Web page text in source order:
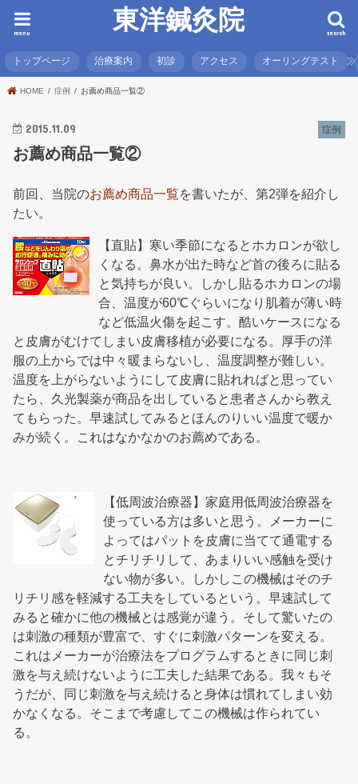
東洋鍼灸院 search
menu
トップページ 治療案内 初診 アクセス オーリングテスト
HOME 症例 お薦め商品一覧②
症例
2015.11.09
お薦め商品一覧②
前回、当院のお薦め商品一覧を書いたが、第2弾を紹介し
たい。
【直貼】寒い季節になるとホカロンが欲し
くなる。鼻水が出た時など首の後ろに貼る
と気持ちが良い。しかし貼るホカロンの場
合、温度が60℃ぐらいになり肌着が薄い時
など低温火傷を起こす。酷いケースになる
と皮膚がむけてしまい皮膚移植が必要になる。厚手の洋
服の上からでは中々暖まらないし、温度調整が難しい。
温度を上がらないようにして皮膚に貼れればと思ってい
たら、久光製薬が商品を出していると患者さんから教え
てもらった。早速試してみるとほんのりいい温度で暖か
みが続く。これはなかなかのお薦めである。
【低周波治療器】家庭用低周波治療器を
使っている方は多いと思う。メーカーに
よってはパットを皮膚に当てて通電する
とチリチリして、あまりいい感触を受け
ない物が多い。しかしこの機械はそのチ
リチリ感を軽減する工夫をしているという。早速試して
みると確かに他の機械とは感覚が違う。そして驚いたの
は刺激の種類が豊富で、すぐに刺激パターンを変える。
これはメーカーが治療法をプログラムするときに同じ刺
激を与え続けないように工夫した結果である。我々もそ
うだが、同じ刺激を与え続けると身体は慣れてしまい効
かなくなる。そこまで考慮してこの機械は作られてい
る。